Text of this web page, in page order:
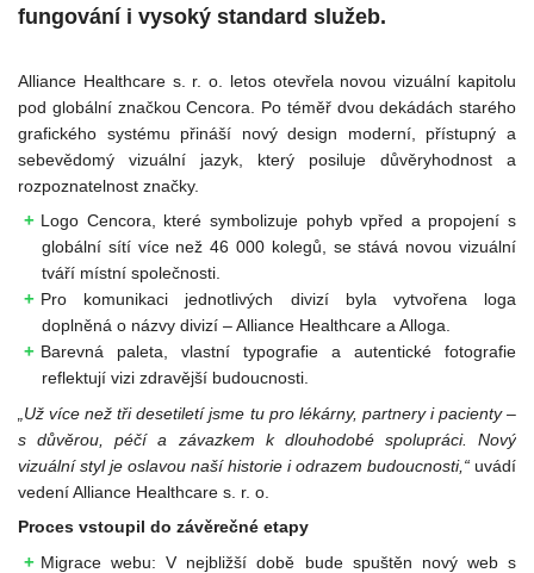
fungování i vysoký standard služeb.
Alliance Healthcare s. r. o. letos otevřela novou vizuální kapitolu
pod globální značkou Cencora. Po téměř dvou dekádách starého
grafického systému přináší nový design moderní, přístupný a
sebevědomý vizuální jazyk, který posiluje důvěryhodnost a
rozpoznatelnost značky.
Logo Cencora, které symbolizuje pohyb vpřed a propojení s
globální sítí více než 46 000 kolegů, se stává novou vizuální
tváří místní společnosti.
Pro komunikaci jednotlivých divizí byla vytvořena loga
doplněná o názvy divizí – Alliance Healthcare a Alloga.
Barevná paleta, vlastní typografie a autentické fotografie
reflektují vizi zdravější budoucnosti.
„Už více než tři desetiletí jsme tu pro lékárny, partnery i pacienty –
s důvěrou, péčí a závazkem k dlouhodobé spolupráci. Nový
vizuální styl je oslavou naší historie i odrazem budoucnosti,“ uvádí
vedení Alliance Healthcare s. r. o.
Proces vstoupil do závěrečné etapy
Migrace webu: V nejbližší době bude spuštěn nový web s